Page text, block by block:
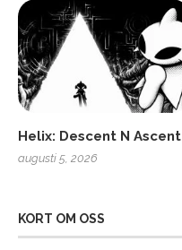
Helix: Descent N Ascent
augusti 5, 2026
KORT OM OSS